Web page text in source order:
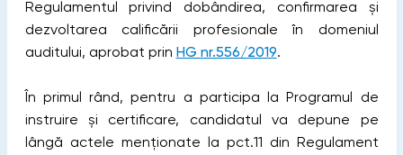
Regulamentul privind dobândirea, confirmarea și
dezvoltarea calificării profesionale în domeniul
auditului, aprobat prin HG nr.556/2019.
În primul rând, pentru a participa la Programul de
instruire și certificare, candidatul va depune pe
lângă actele menționate la pct.11 din Regulament